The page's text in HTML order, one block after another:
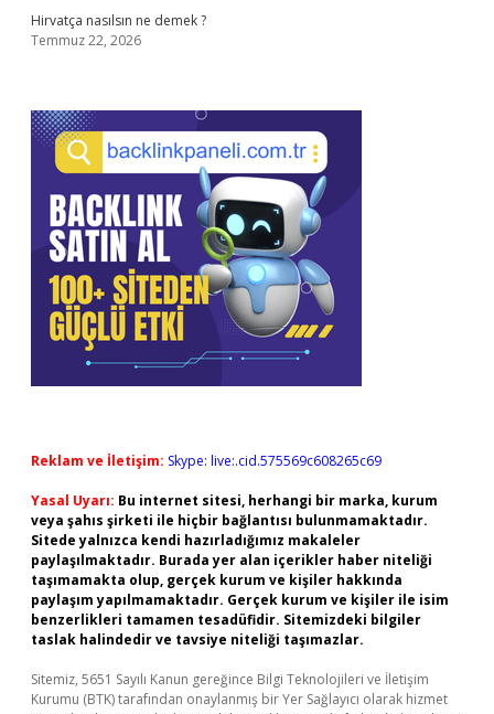
Hirvatça nasılsın ne demek ?
Temmuz 22, 2026
Reklam ve İletişim: Skype: live:.cid.575569c608265c69
Yasal Uyarı: Bu internet sitesi, herhangi bir marka, kurum
veya şahıs şirketi ile hiçbir bağlantısı bulunmamaktadır.
Sitede yalnızca kendi hazırladığımız makaleler
paylaşılmaktadır. Burada yer alan içerikler haber niteliği
taşımamakta olup, gerçek kurum ve kişiler hakkında
paylaşım yapılmamaktadır. Gerçek kurum ve kişiler ile isim
benzerlikleri tamamen tesadüfidir. Sitemizdeki bilgiler
taslak halindedir ve tavsiye niteliği taşımazlar.
Sitemiz, 5651 Sayılı Kanun gereğince Bilgi Teknolojileri ve İletişim
Kurumu (BTK) tarafından onaylanmış bir Yer Sağlayıcı olarak hizmet